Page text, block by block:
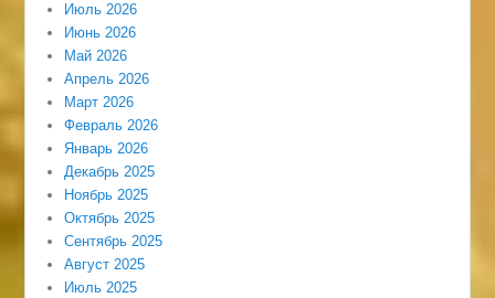
Июль 2026
Июнь 2026
Май 2026
Апрель 2026
Март 2026
Февраль 2026
Январь 2026
Декабрь 2025
Ноябрь 2025
Октябрь 2025
Сентябрь 2025
Август 2025
Июль 2025